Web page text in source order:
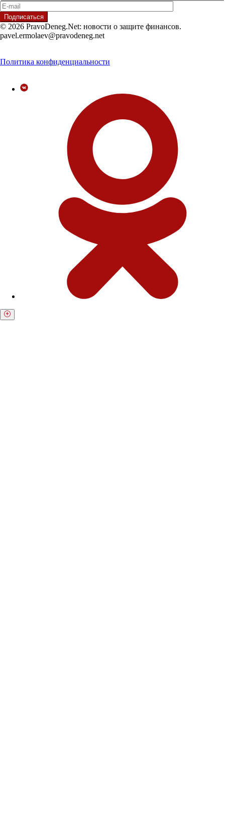
© 2026 PravoDeneg.Net: новости о защите финансов.
pavel.ermolaev@pravodeneg.net
Политика конфиденциальности